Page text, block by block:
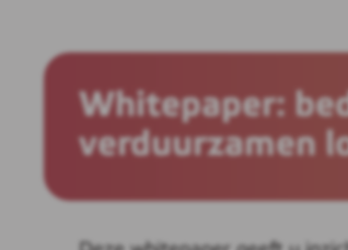
Whitepaper:
verduurzamen